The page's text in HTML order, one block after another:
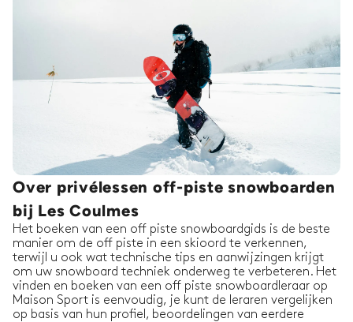
Over privélessen off-piste snowboarden
bij Les Coulmes
Het boeken van een off piste snowboardgids is de beste
manier om de off piste in een skioord te verkennen,
terwijl u ook wat technische tips en aanwijzingen krijgt
om uw snowboard techniek onderweg te verbeteren. Het
vinden en boeken van een off piste snowboardleraar op
Maison Sport is eenvoudig, je kunt de leraren vergelijken
op basis van hun profiel, beoordelingen van eerdere